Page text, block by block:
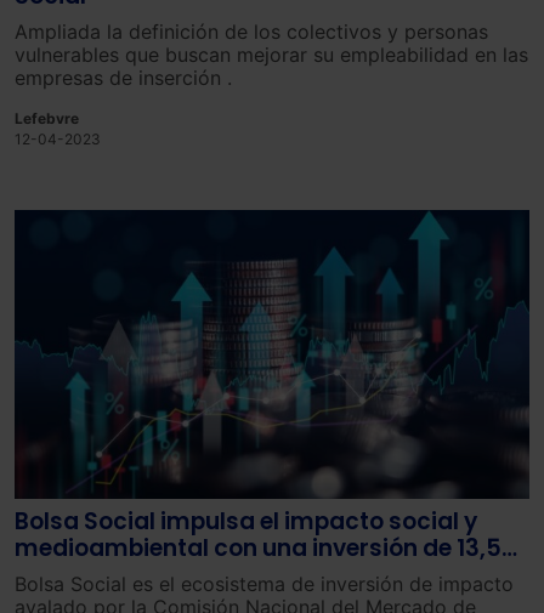
Ampliada la definición de los colectivos y personas
vulnerables que buscan mejorar su empleabilidad en las
empresas de inserción .
Lefebvre
12-04-2023
Bolsa Social impulsa el impacto social y
medioambiental con una inversión de 13,5
millones de euros en una década
Bolsa Social es el ecosistema de inversión de impacto
avalado por la Comisión Nacional del Mercado de